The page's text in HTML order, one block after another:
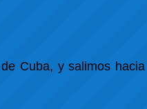
Cuba, y salimos hacia